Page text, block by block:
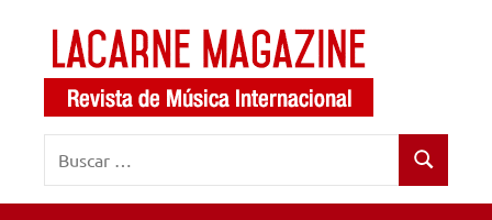
contenido
LaCarne
Magazine
de
música
internacional
Buscar